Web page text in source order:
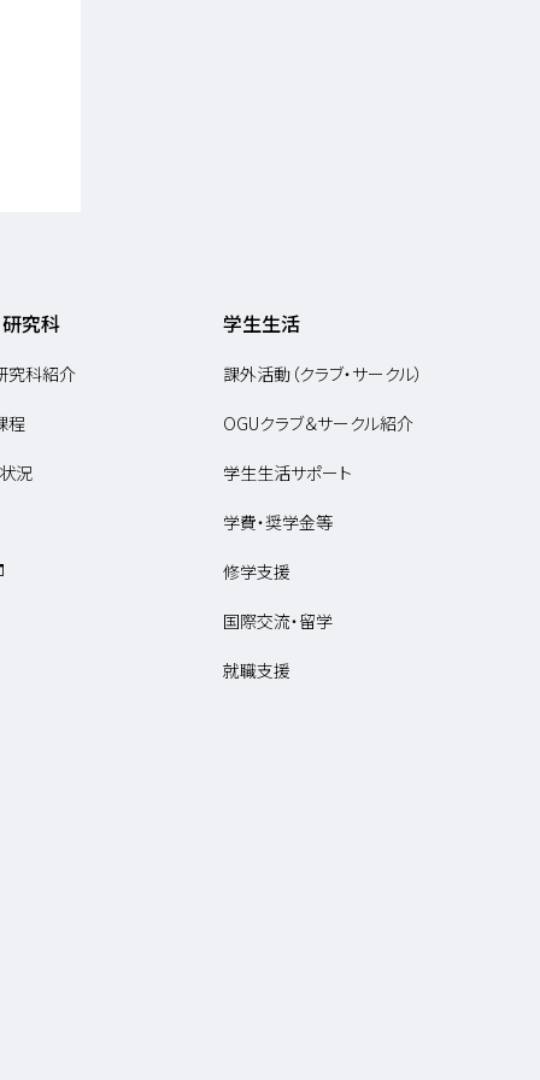
究科
究科紹介
程
況
学生生活
課外活動（クラブ・サークル）
OGUクラブ＆サークル紹介
学生生活サポート
学費・奨学金等
修学支援
国際交流・留学
就職支援